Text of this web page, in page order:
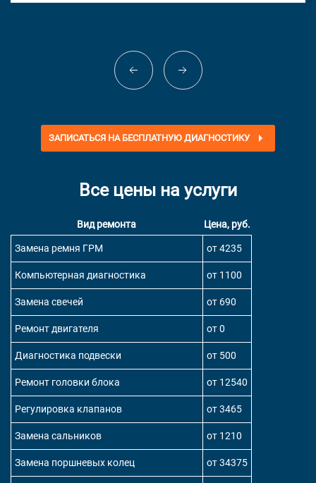
ЗАПИСАТЬСЯ НА БЕСПЛАТНУЮ ДИАГНОСТИКУ
Все цены на услуги
Вид ремонта
Цена, руб.
Замена ремня ГРМ
от 4235
Компьютерная диагностика от 1100
Замена свечей от 690
Ремонт двигателя от 0
Диагностика подвески от 500
Ремонт головки блока от 12540
Регулировка клапанов от 3465
Замена сальников от 1210
Замена поршневых колец от 34375